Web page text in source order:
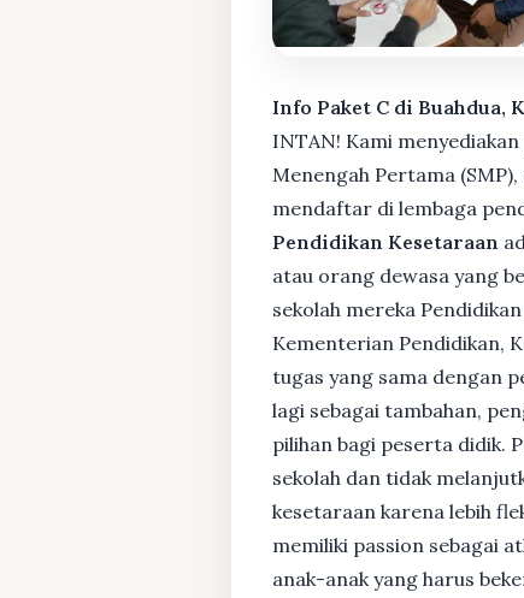
Info Paket C di Buahdua,
INTAN! Kami
Menengah Pertama
mendaftar di lembaga
Pendidikan Kesetaraan
atau orang dewasa yang
sekolah mereka
Kementerian Pendidikan,
tugas yang sama dengan
lagi sebagai tambahan,
pilihan bagi peserta didik.
sekolah dan tidak
kesetaraan karena lebih
memiliki passion sebagai
anak-anak yang harus